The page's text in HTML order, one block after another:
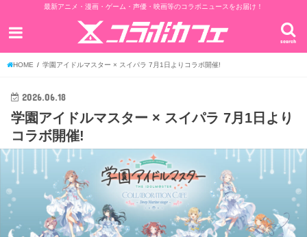
最新アニメ・漫画・ゲーム・声優・映画等のコラボニュースをお届け！
search
HOME 学園アイドルマスター × スイパラ 7月1日よりコラボ開催!
2026.06.18
学園アイドルマスター × スイパラ 7月1日より
コラボ開催!